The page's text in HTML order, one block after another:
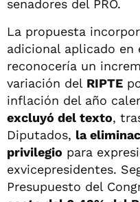
senadores del PRO.
La propuesta
adicional aplicado en
reconocería un
variación del RIPTE
inflación del año
excluyó del texto,
Diputados, la
privilegio para
exvicepresidentes.
Presupuesto del